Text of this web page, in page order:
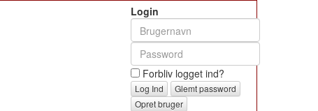
Login
Forbliv logget ind?
Glemt password
Opret bruger